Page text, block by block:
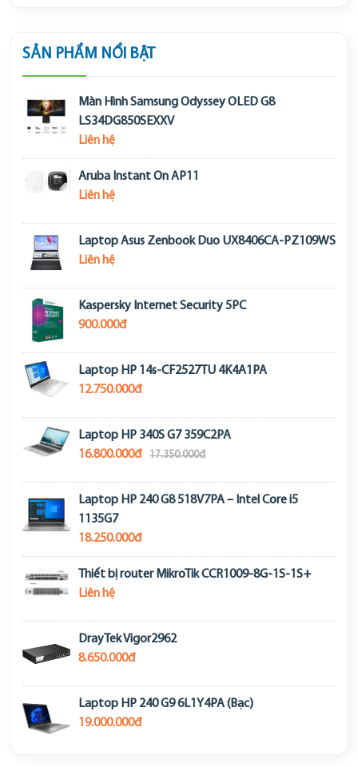
SẢN PHẨM NỔI BẬT
Màn Hình Samsung Odyssey OLED G8
LS34DG850SEXXV
Liên hệ
Aruba Instant On AP11
Liên hệ
Laptop Asus Zenbook Duo UX8406CA-PZ109WS
Liên hệ
Kaspersky Internet Security 5PC
900.000đ
Laptop HP 14s-CF2527TU 4K4A1PA
12.750.000đ
Laptop HP 340S G7 359C2PA
16.800.000đ
17.350.000đ
Laptop HP 240 G8 518V7PA – Intel Core i5
1135G7
18.250.000đ
Thiết bị router MikroTik CCR1009-8G-1S-1S+
Liên hệ
DrayTek Vigor2962
8.650.000đ
Laptop HP 240 G9 6L1Y4PA (Bạc)
19.000.000đ